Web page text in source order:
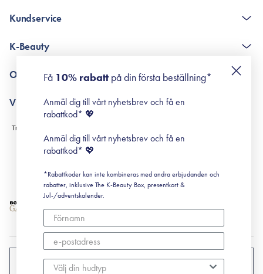
Kundservice
Poängshop - frågor och svar
K-Beauty
Retinol för nybörjare
Om Surisuri
Black Friday
Villkor
Leverans & Retur
Köpvillkor
Prenumerationsvillkor
Cookiepolicy
SVERIGE
Få 10% rabattpå din första beställning*
Anmäl dig till vårt nyhetsbrev och få en
rabattkod* 💖
Anmäl dig till vårt nyhetsbrev och få en
rabattkod* 💖
*Rabattkoder kan inte kombineras med andra erbjudanden och
rabatter, inklusive The K-Beauty Box, presentkort &
Jul-/adventskalender.